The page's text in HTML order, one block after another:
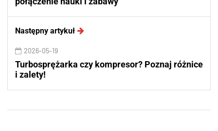
Następny artykuł
2026-05-19
Turbosprężarka czy kompresor? Poznaj różnice
i zalety!